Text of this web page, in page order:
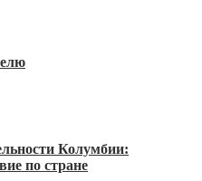
Колумбии:
по стране